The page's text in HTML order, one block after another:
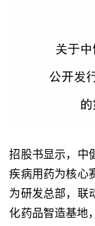
招股书显示，中
疾病用药为核心
为研发总部，联
化药品智造基地